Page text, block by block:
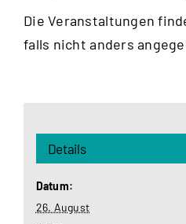
Die Veranstaltungen
falls nicht anders
Details
Datum:
26. August